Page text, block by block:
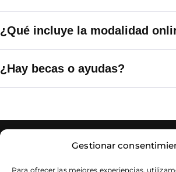
Gestionar
Para ofrecer las mejores experiencias,
¿Qué incluye la modalidad
¿Hay becas o ayudas?